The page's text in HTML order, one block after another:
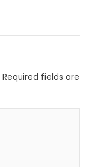
Required fields are